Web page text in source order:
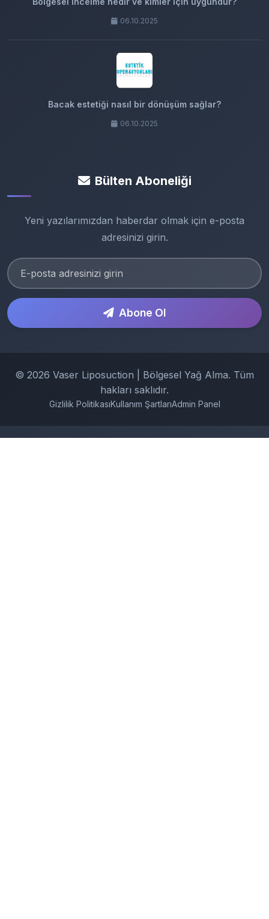
06.10.2025
Bacak estetiği nasıl bir dönüşüm sağlar?
06.10.2025
Bülten Aboneliği
Yeni yazılarımızdan haberdar olmak için e-posta
adresinizi girin.
Abone Ol
© 2026 Vaser Liposuction | Bölgesel Yağ Alma. Tüm
hakları saklıdır.
Gizlilik PolitikasıKullanım ŞartlarıAdmin Panel